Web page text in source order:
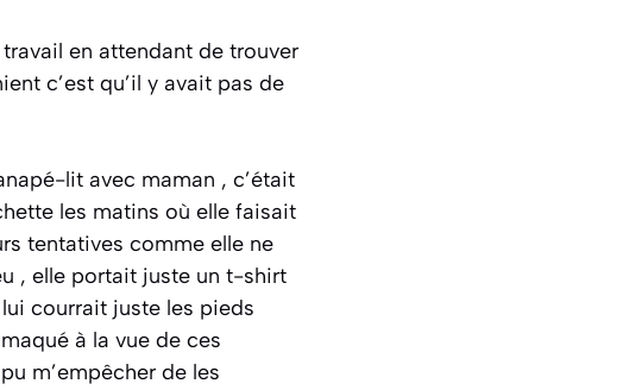
en attendant de trouver
c’est qu’il y avait pas de
lit avec maman , c’était
les matins où elle faisait
tentatives comme elle ne
, elle portait juste un t-shirt
courrait juste les pieds
à la vue de ces
m’empêcher de les